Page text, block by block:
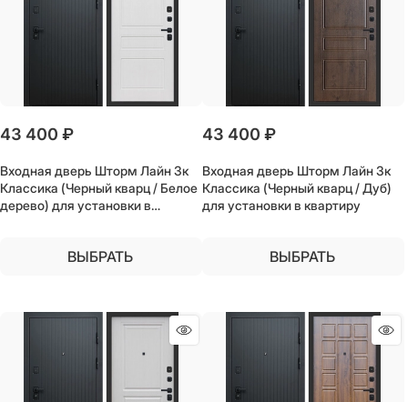
43 400 ₽
Входная дверь Шторм Лайн 3к
Классика (Черный кварц / Белое
дерево) для установки в
ВЫБРАТЬ
43 400 ₽
Входная дверь Шторм Лайн 3к
Классика (Черный кварц / Дуб)
для установки в квартиру
ВЫБРАТЬ